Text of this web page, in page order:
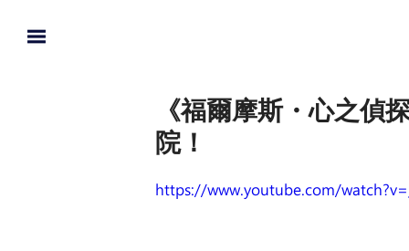
《福爾摩斯・心之偵
院！
https://www.youtube.com/